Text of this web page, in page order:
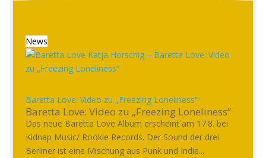
News
Baretta Love: Video zu „Freezing Loneliness“
Baretta Love: Video zu „Freezing Loneliness“
Das neue Baretta Love Album erscheint am 17.8. bei
Kidnap Music/ Rookie Records. Der Sound der drei
Berliner ist eine Mischung aus Punk und Indie...